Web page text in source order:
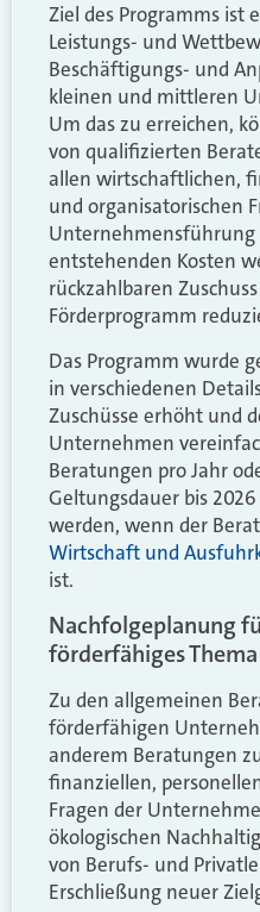
Ziel des Programms ist
Leistungs- und
Beschäftigungs- und
kleinen und mittleren
Um das zu erreichen,
von qualifizierten
allen wirtschaftlichen,
und organisatorischen
Unternehmensführung
entstehenden Kosten
rückzahlbaren
Förderprogramm
Das Programm wurde
in verschiedenen
Zuschüsse erhöht und
Unternehmen
Beratungen pro Jahr
Geltungsdauer bis
werden, wenn der
Wirtschaft und
ist.
Nachfolgeplanung
förderfähiges Thema
Zu den allgemeinen
förderfähigen
anderem Beratungen
finanziellen,
Fragen der
ökologischen
von Berufs- und
Erschließung neuer